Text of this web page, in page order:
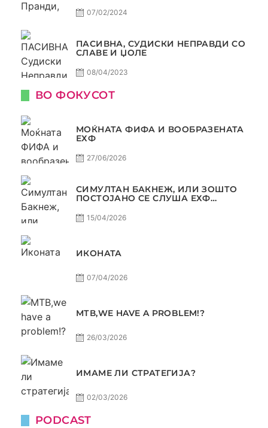
САМО РАКОМЕТ
07/02/2024
ПАСИВНА, СУДИСКИ НЕПРАВДИ СО
СЛАВЕ И ЏОЛЕ
08/04/2023
ВО ФОКУСОТ
МОЌНАТА ФИФА И ВООБРАЗЕНАТА
ЕХФ
27/06/2026
СИМУЛТАН БАКНЕЖ, ИЛИ ЗОШТО
ПОСТОЈАНО СЕ СЛУША ЕХФ
15/04/2026
ИКОНАТА
07/04/2026
МТВ,WE HAVE A PROBLEM!?
26/03/2026
ИМАМЕ ЛИ СТРАТЕГИЈА?
02/03/2026
PODCAST